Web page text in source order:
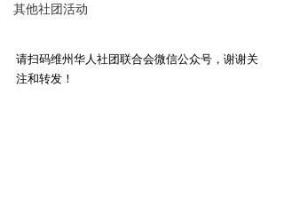
其他社团活动
请扫码维州华人社团联合会微信公众号，谢谢关
注和转发！